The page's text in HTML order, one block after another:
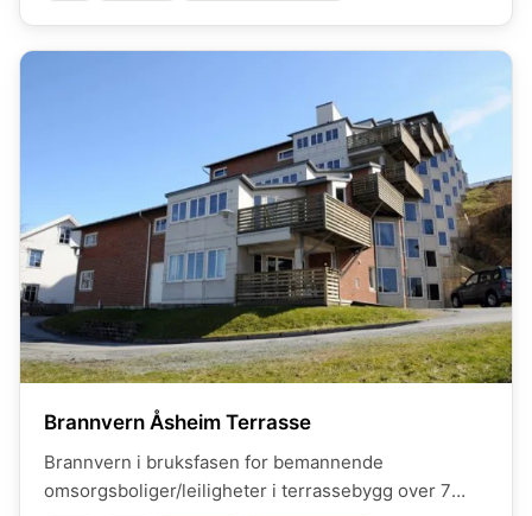
Brannvern Åsheim Terrasse
Brannvern i bruksfasen for bemannende
omsorgsboliger/leiligheter i terrassebygg over 7